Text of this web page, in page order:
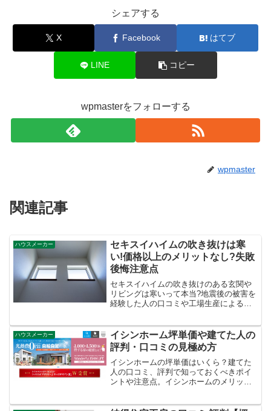
シェアする
X Facebook はてブ
LINE コピー
wpmasterをフォローする
wpmaster
関連記事
ハウスメーカー
セキスイハイムの吹き抜けは寒
い!価格以上のメリットなし?失敗
後悔注意点
セキスイハイムの吹き抜けのある玄関や
リビングは寒いって本当?地震後の被害を
経験した人の口コミや工場生産による安
ご紹介しています。夏も冬も過ごしやす
い家づくりのために参考にしてくださ
い。
ハウスメーカー
イシンホーム坪単価や建てた人の
評判・口コミの見極め方
イシンホームの坪単価はいくら？建てた
人の口コミ、評判で知っておくべきポイ
ントや注意点。イシンホームのメリット